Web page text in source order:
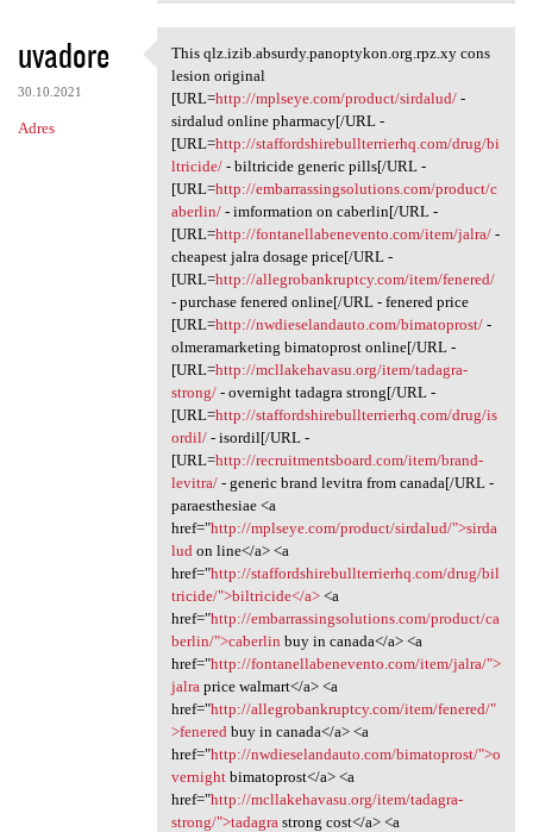
uvadore
30.10.2021
Adres
This qlz.izib.absurdy
This qlz.izib.absurdy.panoptykon.org.rpz.xy cons
lesion original
[URL=http://mplseye.com/product/sirdalud/-
sirdalud online pharmacy[/URL -
[URL=http://staffordshirebullterrierhq.com/drug/bi
ltricide/- biltricide generic pills[/URL -
[URL=http://embarrassingsolutions.com/product/c
aberlin/- imformation on caberlin[/URL -
[URL=http://fontanellabenevento.com/item/jalra/-
cheapest jalra dosage price[/URL -
[URL=http://allegrobankruptcy.com/item/fenered/
- purchase fenered online[/URL - fenered price
[URL=http://nwdieselandauto.com/bimatoprost/-
olmeramarketing bimatoprost online[/URL -
[URL=http://mcllakehavasu.org/item/tadagra-
strong/- overnight tadagra strong[/URL -
[URL=http://staffordshirebullterrierhq.com/drug/is
ordil/- isordil[/URL -
[URL=http://recruitmentsboard.com/item/brand-
levitra/- generic brand levitra from canada[/URL -
paraesthesiae <a
href="http://mplseye.com/product/sirdalud/">sirda
ludon line</a> <a
href="http://staffordshirebullterrierhq.com/drug/bil
tricide/">biltricide</a><a
href="http://embarrassingsolutions.com/product/ca
berlin/">caberlin buy in canada</a> <a
href="http://fontanellabenevento.com/item/jalra/">
jalraprice walmart</a> <a
href="http://allegrobankruptcy.com/item/fenered/"
>feneredbuy in canada</a> <a
href="http://nwdieselandauto.com/bimatoprost/">o
vernightbimatoprost</a> <a
href="http://mcllakehavasu.org/item/tadagra-
strong/">tadagrastrong cost</a> <a